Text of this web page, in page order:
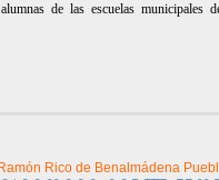
de las escuelas municipales
Rico de Benalmádena